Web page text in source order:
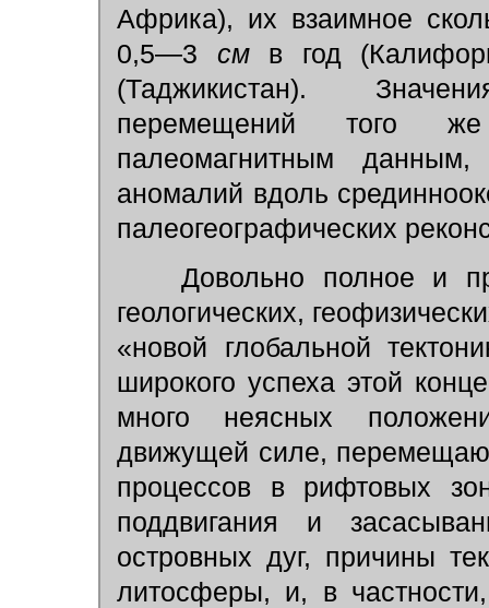
Африка), их взаимное
0,5—3 смв год
(Таджикистан).
перемещений того
палеомагнитным
аномалий вдоль
палеогеографических
Довольно полное и
геологических,
«новой глобальной
широкого успеха этой
много неясных
движущей силе,
процессов в рифтовых
поддвигания и
островных дуг, причины
литосферы, и, в